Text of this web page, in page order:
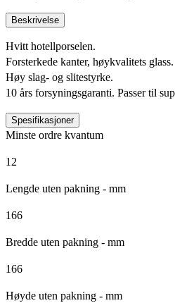
Beskrivelse
Hvitt hotellporselen.
Forsterkede kanter, høykvalitets glass.
Høy slag- og slitestyrke.
10 års forsyningsgaranti. Passer til
Spesifikasjoner
Minste ordre kvantum
12
Lengde uten pakning - mm
166
Bredde uten pakning - mm
166
Høyde uten pakning - mm